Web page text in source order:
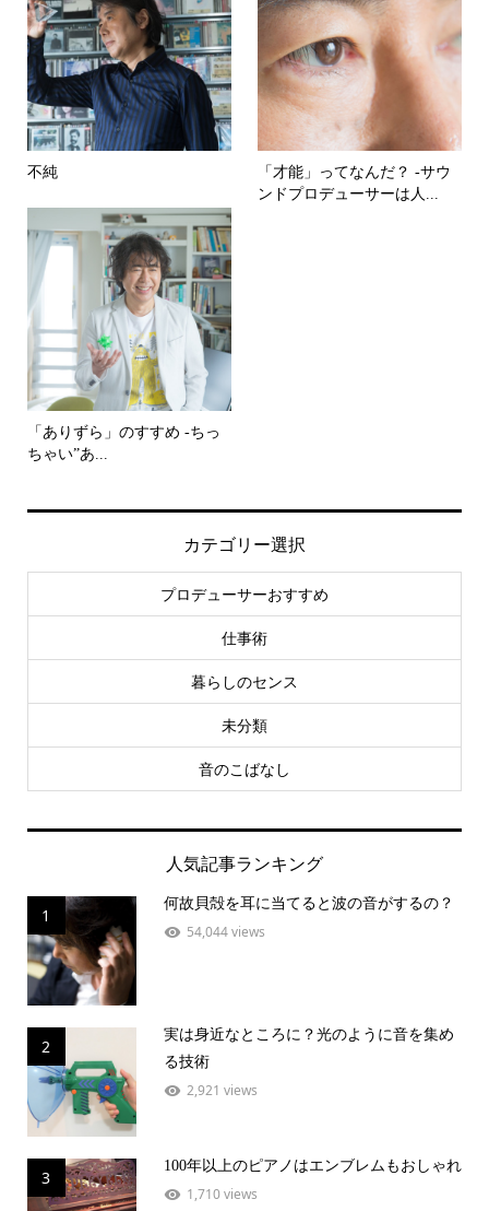
不純
「才能」ってなんだ？ -サウ
ンドプロデューサーは人...
「ありずら」のすすめ -ちっ
ちゃい”あ...
カテゴリー選択
プロデューサーおすすめ
仕事術
暮らしのセンス
未分類
音のこばなし
人気記事ランキング
1
何故貝殻を耳に当てると波の音がするの？
54,044 views
2
実は身近なところに？光のように音を集め
る技術
2,921 views
3
100年以上のピアノはエンブレムもおしゃれ
1,710 views